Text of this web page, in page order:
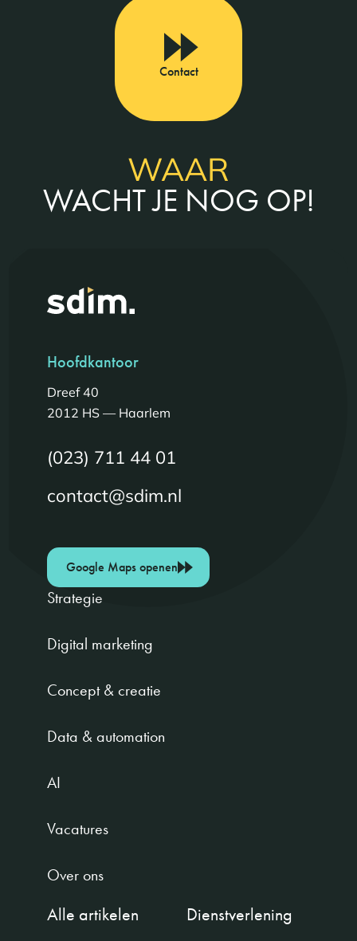
Contact
WAAR
WACHT JE NOG OP!
Hoofdkantoor
Dreef 40
2012 HS — Haarlem
(023) 711 44 01
contact@sdim.nl
Google Maps openen
Strategie
Digital marketing
Concept & creatie
Data & automation
AI
Vacatures
Over ons
Alle artikelen
Dienstverlening